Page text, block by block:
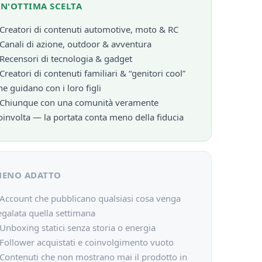
SCELTA
di contenuti automotive, moto & RC
di azione, outdoor & avventura
di tecnologia & gadget
di contenuti familiari & “genitori cool”
guidano con i loro figli
con una comunità veramente
— la portata conta meno della fiducia
ADATTO
che pubblicano qualsiasi cosa venga
quella settimana
statici senza storia o energia
acquistati e coinvolgimento vuoto
che non mostrano mai il prodotto in